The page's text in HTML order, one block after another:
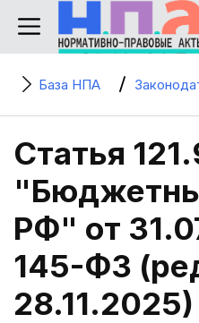
База НПА
Статья
РФ" от
145-ФЗ
28.11.2025)